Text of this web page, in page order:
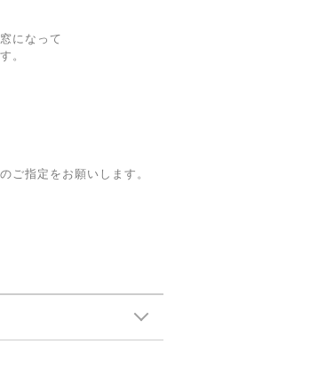
になって
。
指定をお願いします。